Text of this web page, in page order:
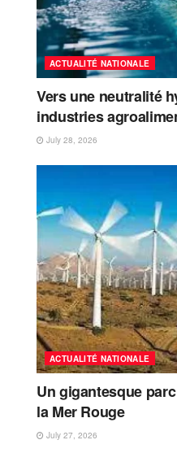
ACTUALITÉ NATIONALE
Vers une neutralité
industries
July 28, 2026
ACTUALITÉ NATIONALE
Un gigantesque
la Mer Rouge
July 27, 2026